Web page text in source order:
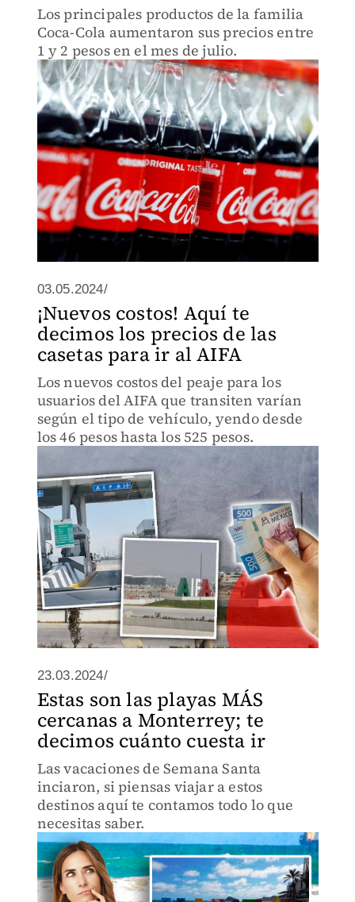
Los principales productos de la familia
Coca-Cola aumentaron sus precios entre
1 y 2 pesos en el mes de julio.
03.05.2024/
¡Nuevos costos! Aquí te
decimos los precios de las
casetas para ir al AIFA
Los nuevos costos del peaje para los
usuarios del AIFA que transiten varían
según el tipo de vehículo, yendo desde
los 46 pesos hasta los 525 pesos.
23.03.2024/
Estas son las playas MÁS
cercanas a Monterrey; te
decimos cuánto cuesta ir
Las vacaciones de Semana Santa
inciaron, si piensas viajar a estos
destinos aquí te contamos todo lo que
necesitas saber.